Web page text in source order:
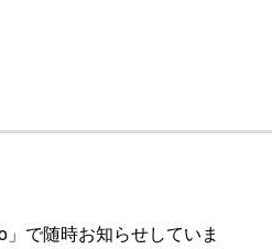
で随時お知らせしていま